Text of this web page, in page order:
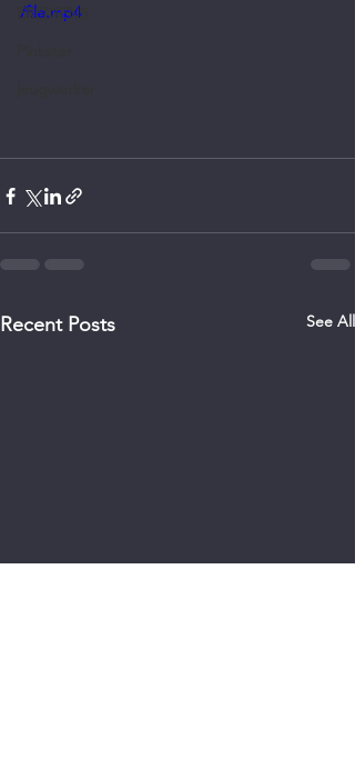
EREDIENS
/file.mp4
Recent Posts See All